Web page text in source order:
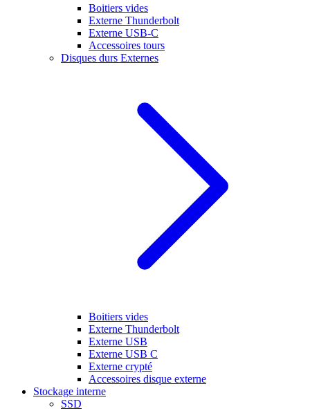
Boitiers vides
Externe Thunderbolt
Externe USB-C
Accessoires tours
Disques durs Externes
Boitiers vides
Externe Thunderbolt
Externe USB
Externe USB C
Externe crypté
Accessoires disque externe
Stockage interne
SSD